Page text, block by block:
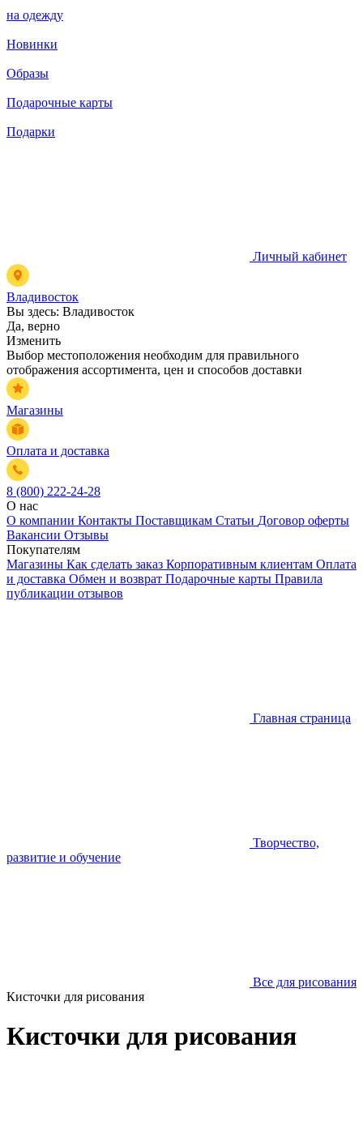
на одежду
Новинки
Образы
Подарочные карты
Подарки
Личный кабинет
Владивосток
Вы здесь: Владивосток
Да, верно
Изменить
Выбор местоположения необходим для правильного
отображения ассортимента, цен и способов доставки
Магазины
Оплата и доставка
8 (800) 222-24-28
О нас
О компании Контакты Поставщикам Статьи Договор оферты
Вакансии Отзывы
Покупателям
Магазины Как сделать заказ Корпоративным клиентам Оплата
и доставка Обмен и возврат Подарочные карты Правила
публикации отзывов
Главная страница
Творчество,
развитие и обучение
Все для рисования
Кисточки для рисования
Кисточки для рисования